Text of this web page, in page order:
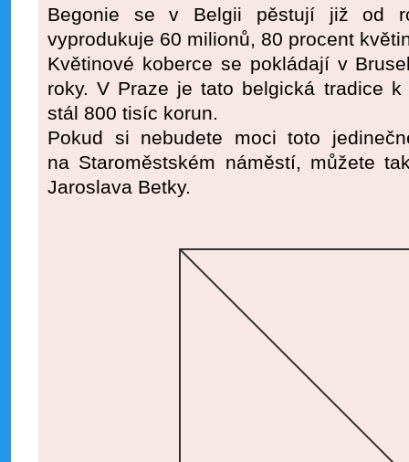
Begonie se v Belgii pěstují již od
vyprodukuje 60 milionů, 80 procent
Květinové koberce se pokládají v
roky. V Praze je tato belgická tradice
stál 800 tisíc korun.
Pokud si nebudete moci toto
na Staroměstském náměstí, můžete
Jaroslava Betky.